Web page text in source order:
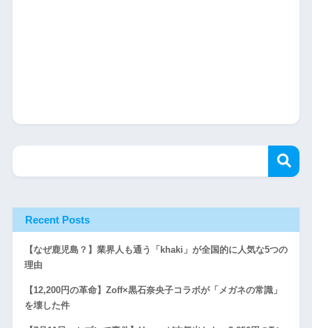
Recent Posts
【なぜ鹿児島？】業界人も通う「khaki」が全国的に人気な5つの
理由
【12,200円の革命】Zoff×黒石奈央子コラボが「メガネの常識」
を壊した件